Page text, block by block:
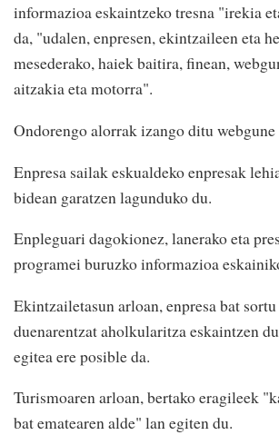
informazioa eskaintzeko tresna "irekia
da, "udalen, enpresen, ekintzaileen eta
mesederako, haiek baitira, finean,
aitzakia eta motorra".
Ondorengo alorrak izango ditu
Enpresa sailak eskualdeko enpresak
bidean garatzen lagunduko du.
Enpleguari dagokionez, lanerako eta
programei buruzko informazioa
Ekintzailetasun arloan, enpresa bat
duenarentzat aholkularitza eskaintzen
egitea ere posible da.
Turismoaren arloan, bertako eragileek
bat ematearen alde" lan egiten du.